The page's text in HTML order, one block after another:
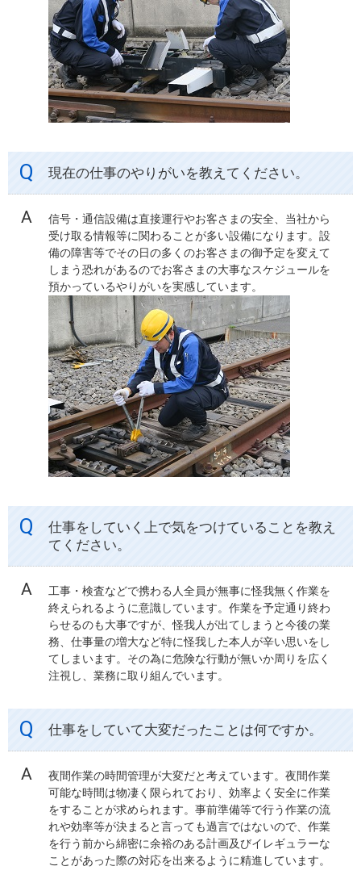
現在の仕事のやりがいを教えてください。
信号・通信設備は直接運行やお客さまの安全、当社から
受け取る情報等に関わることが多い設備になります。設
備の障害等でその日の多くのお客さまの御予定を変えて
しまう恐れがあるのでお客さまの大事なスケジュールを
預かっているやりがいを実感しています。
仕事をしていく上で気をつけていることを教え
てください。
工事・検査などで携わる人全員が無事に怪我無く作業を
終えられるように意識しています。作業を予定通り終わ
らせるのも大事ですが、怪我人が出てしまうと今後の業
務、仕事量の増大など特に怪我した本人が辛い思いをし
てしまいます。その為に危険な行動が無いか周りを広く
注視し、業務に取り組んでいます。
仕事をしていて大変だったことは何ですか。
夜間作業の時間管理が大変だと考えています。夜間作業
可能な時間は物凄く限られており、効率よく安全に作業
をすることが求められます。事前準備等で行う作業の流
れや効率等が決まると言っても過言ではないので、作業
を行う前から綿密に余裕のある計画及びイレギュラーな
ことがあった際の対応を出来るように精進しています。